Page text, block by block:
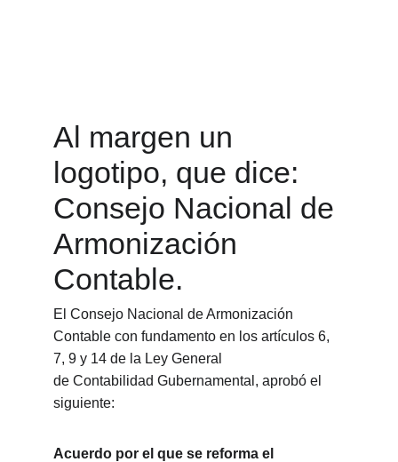
Al margen un
logotipo, que dice:
Consejo Nacional de
Armonización
Contable.
El Consejo Nacional de Armonización
Contable con fundamento en los artículos 6,
7, 9 y 14 de la Ley General
de Contabilidad Gubernamental, aprobó el
siguiente:
Acuerdo por el que se reforma el